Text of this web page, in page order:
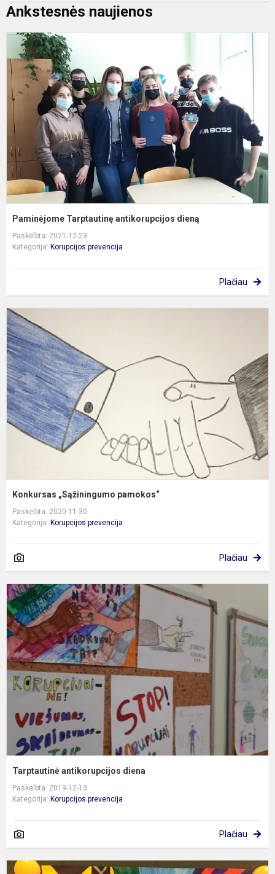
Ankstesnės naujienos
Paminėjome Tarptautinę antikorupcijos dieną
Paskelbta: 2021-12-23
Kategorija: Korupcijos prevencija
Plačiau
Konkursas „Sąžiningumo pamokos“
Paskelbta: 2020-11-30
Kategorija: Korupcijos prevencija
Plačiau
Tarptautinė antikorupcijos diena
Paskelbta: 2019-12-13
Kategorija: Korupcijos prevencija
Plačiau